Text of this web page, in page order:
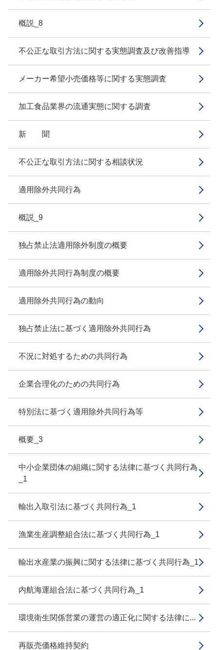
概説_8
不公正な取引方法に関する実態調査及び改善指導
メーカー希望小売価格等に関する実態調査
加工食品業界の流通実態に関する調査
新 聞
不公正な取引方法に関する相談状況
適用除外共同行為
概説_9
独占禁止法適用除外制度の概要
適用除外共同行為制度の概要
適用除外共同行為の動向
独占禁止法に基づく適用除外共同行為
不況に対処するための共同行為
企業合理化のための共同行為
特別法に基づく適用除外共同行為等
概要_3
中小企業団体の組織に関する法律に基づく共同行為
_1
輸出入取引法に基づく共同行為_1
漁業生産調整組合法に基づく共同行為_1
輸出水産業の振興に関する法律に基づく共同行為_1
内航海運組合法に基づく共同行為_1
環境衛生関係営業の運営の適正化に関する法律に...
再販売価格維持契約